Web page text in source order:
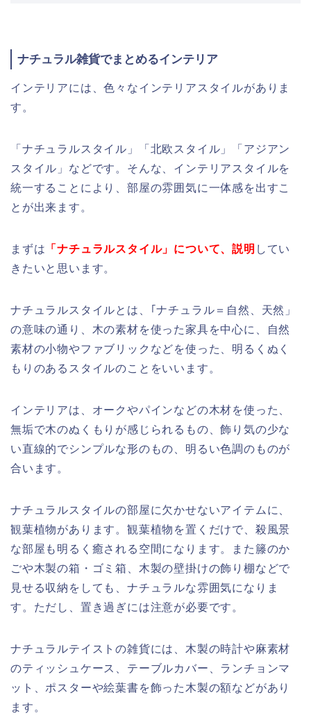
ナチュラル雑貨でまとめるインテリア
インテリアには、色々なインテリアスタイルがありま
す。
「ナチュラルスタイル」「北欧スタイル」「アジアン
スタイル」などです。そんな、インテリアスタイルを
統一することにより、部屋の雰囲気に一体感を出すこ
とが出来ます。
まずは 「ナチュラルスタイル」について、説明 してい
きたいと思います。
ナチュラルスタイルとは、｢ナチュラル＝自然、天然」
の意味の通り、木の素材を使った家具を中心に、自然
素材の小物やファブリックなどを使った、明るくぬく
もりのあるスタイルのことをいいます。
インテリアは、オークやパインなどの木材を使った、
無垢で木のぬくもりが感じられるもの、飾り気の少な
い直線的でシンプルな形のもの、明るい色調のものが
合います。
ナチュラルスタイルの部屋に欠かせないアイテムに、
観葉植物があります。観葉植物を置くだけで、殺風景
な部屋も明るく癒される空間になります。また籐のか
ごや木製の箱・ゴミ箱、木製の壁掛けの飾り棚などで
見せる収納をしても、ナチュラルな雰囲気になりま
す。ただし、置き過ぎには注意が必要です。
ナチュラルテイストの雑貨には、木製の時計や麻素材
のティッシュケース、テーブルカバー、ランチョンマ
ット、ポスターや絵葉書を飾った木製の額などがあり
ます。